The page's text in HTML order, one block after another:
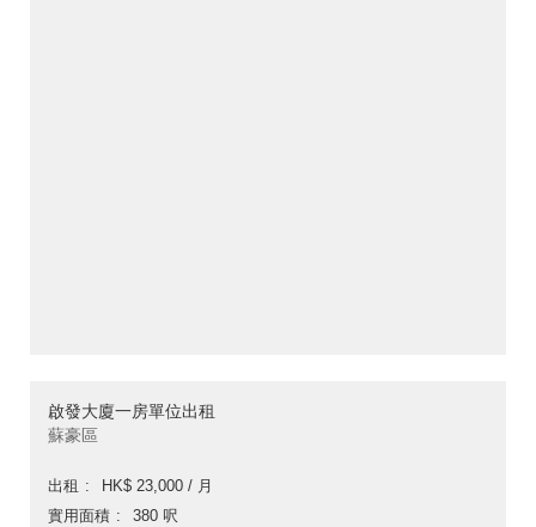
啟發大廈一房單位出租
蘇豪區
出租
HK$ 23,000 / 月
實用面積
380 呎